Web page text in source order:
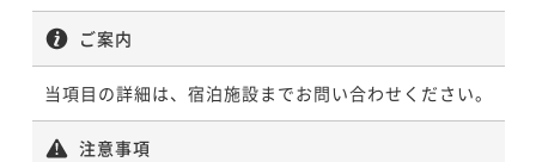
ご案内
当項目の詳細は、宿泊施設までお問い合わせください。
注意事項